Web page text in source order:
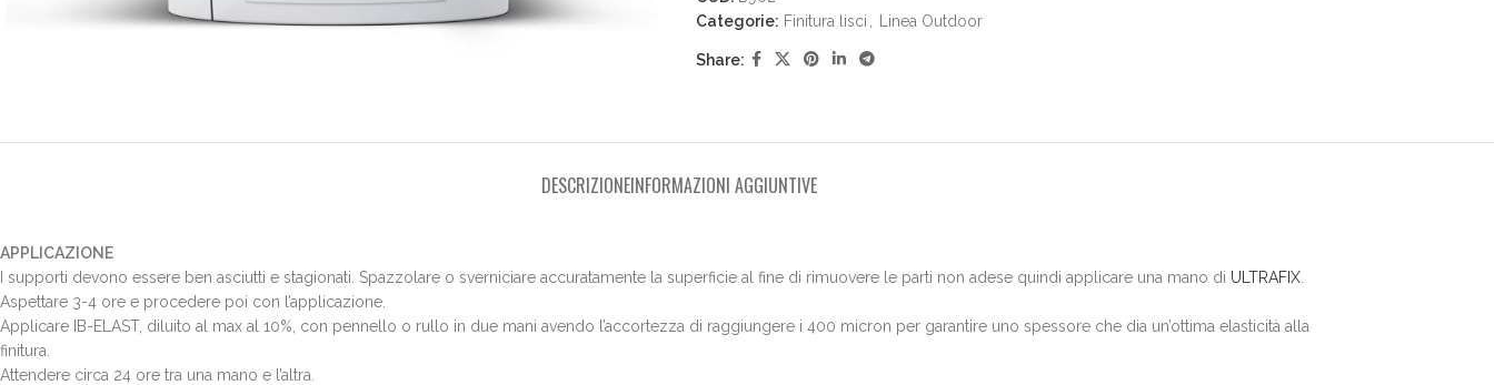
Categorie: Finitura lisci Linea Outdoor
Share:
DESCRIZIONEINFORMAZIONI AGGIUNTIVE
APPLICAZIONE
I supporti devono essere ben asciutti e stagionati. Spazzolare o sverniciare accuratamente la superficie al fine di rimuovere le parti non adese quindi applicare una mano di ULTRAFIX
Aspettare 3-4 ore e procedere poi con l’applicazione.
Applicare IB-ELAST, diluito al max al 10%, con pennello o rullo in due mani avendo l’accortezza di raggiungere i 400 micron per garantire uno spessore che dia un’ottima elasticità alla
finitura.
Attendere circa 24 ore tra una mano e l’altra.